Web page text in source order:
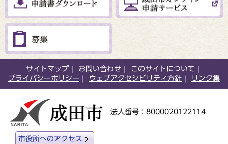
サイトマップ お問い合わせ
このサイトについて
プライバシーポリシー
ウェブアクセシビリティ方針 リンク集
法人番号：8000020122114
市役所へのアクセス